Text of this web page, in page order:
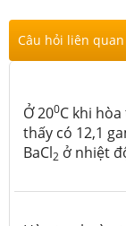
Câu hỏi liên quan
Ở 200C khi hòa
thấy có 12,1
BaCl­2 ở nhiệt